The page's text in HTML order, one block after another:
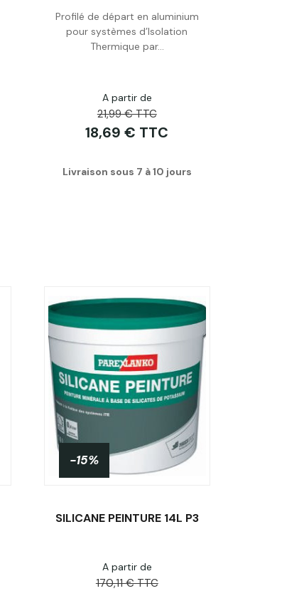
Profilé de départ en aluminium
pour systèmes d’Isolation
Thermique par...
A partir de
21,99 € TTC
18,69 € TTC
Livraison sous 7 à 10 jours
Acheter
-15%
SILICANE PEINTURE 14L P3
A partir de
170,11 € TTC